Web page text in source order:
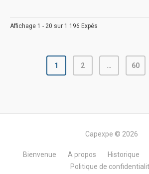
Affichage 1 - 20 sur 1 196 Expés
1 2 … 60
Capexpe © 2026
Bienvenue A propos Historique
Politique de